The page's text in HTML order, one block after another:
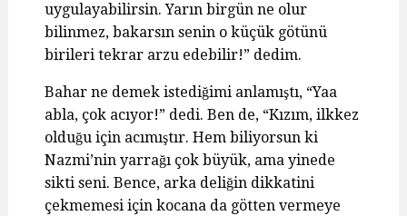
uygulayabilirsin. Yarın birgün ne olur
bilinmez, bakarsın senin o küçük götünü
birileri tekrar arzu edebilir!” dedim.
Bahar ne demek istediğimi anlamıştı, “Yaa
abla, çok acıyor!” dedi. Ben de, “Kızım, ilkkez
olduğu için acımıştır. Hem biliyorsun ki
Nazmi’nin yarrağı çok büyük, ama yinede
sikti seni. Bence, arka deliğin dikkatini
çekmemesi için kocana da götten vermeye